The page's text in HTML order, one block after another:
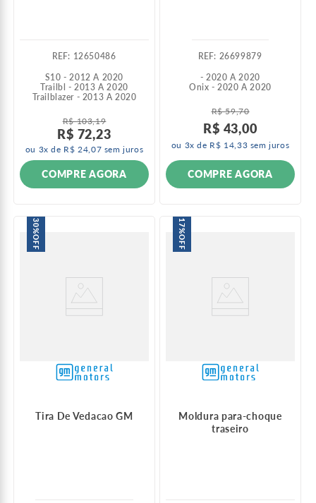
: 12650486
S10 - 2012 A 2020
Trailbl - 2013 A 2020
Trailblazer - 2013 A 2020
R$ 103,19
R$ 72,23
ou 3x de R$ 24 07 sem juros
COMPRE AGORA
: 26699879
- 2020 A 2020
Onix - 2020 A 2020
R$ 59,70
R$ 43,00
ou 3x de R$ 14 33 sem juros
COMPRE AGORA
30%
OFF
Tira De Vedacao GM
17%
OFF
Moldura para-choque
traseiro